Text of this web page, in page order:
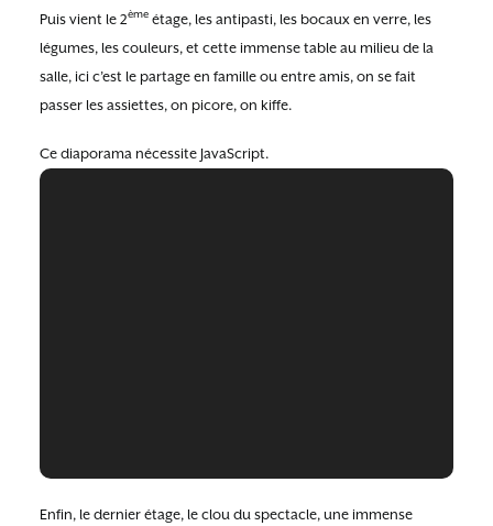
Puis vient le 2ème étage, les antipasti, les bocaux en verre, les
légumes, les couleurs, et cette immense table au milieu de la
salle, ici c’est le partage en famille ou entre amis, on se fait
passer les assiettes, on picore, on kiffe.
Ce diaporama nécessite JavaScript.
Enfin, le dernier étage, le clou du spectacle, une immense